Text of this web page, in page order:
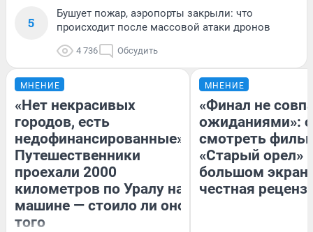
5
Бушует пожар, аэропорты закрыли: что
происходит после массовой атаки дронов
4 736 Обсудить
МНЕНИЕ
«Нет некрасивых
городов, есть
недофинансированные».
Путешественники
проехали 2000
километров по Уралу на
машине — стоило ли оно
того
МНЕНИЕ
«Финал не
ожиданиями»:
смотреть
«Старый орел»
большом
честная